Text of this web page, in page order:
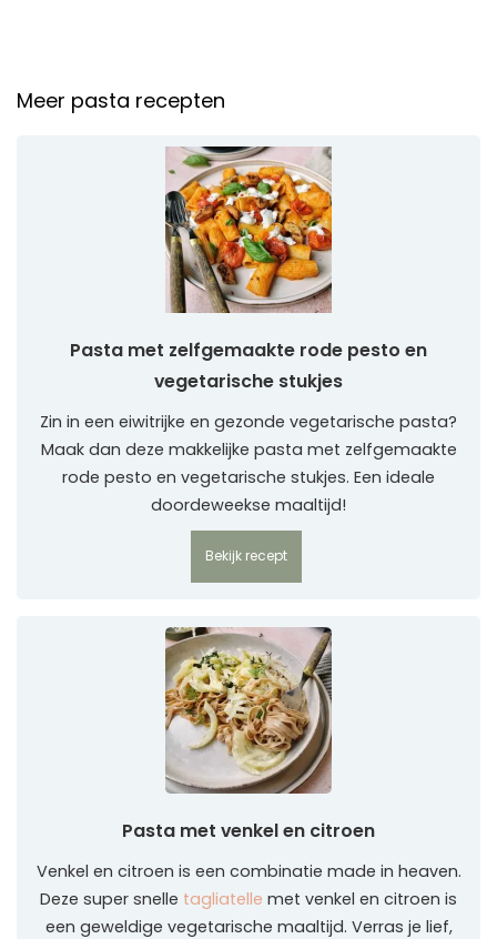
Meer pasta recepten
Pasta met zelfgemaakte rode pesto en
vegetarische stukjes
Zin in een eiwitrijke en gezonde vegetarische pasta?
Maak dan deze makkelijke pasta met zelfgemaakte
rode pesto en vegetarische stukjes. Een ideale
doordeweekse maaltijd!
Bekijk recept
Pasta met venkel en citroen
Venkel en citroen is een combinatie made in heaven.
Deze super snelle tagliatelle met venkel en citroen is
een geweldige vegetarische maaltijd. Verras je lief,